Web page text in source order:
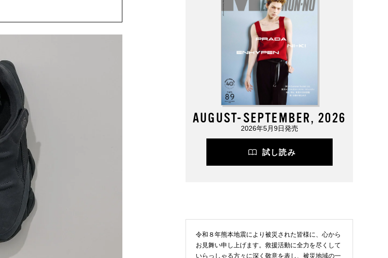
AUGUST-SEPTEMBER, 2026
2026年5月9日発売
試し読み
令和８年熊本地震により被災された皆様に、心から
お見舞い申し上げます。救援活動に全力を尽くして
いらっしゃる方々に深く敬意を表し、被災地域の一